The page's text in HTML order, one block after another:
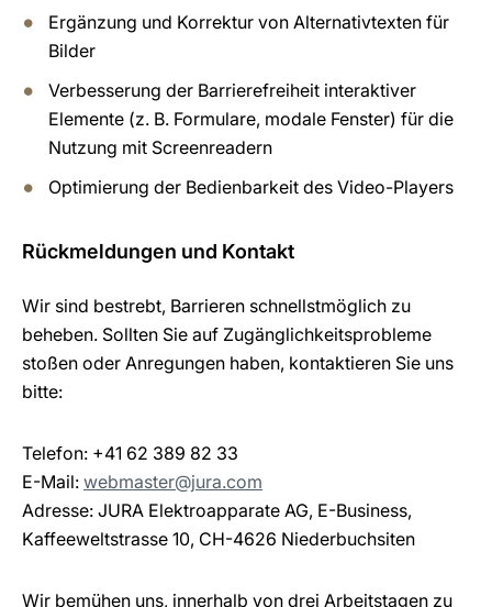
Ergänzung und Korrektur von Alternativtexten für
Bilder
Verbesserung der Barrierefreiheit interaktiver
Elemente (z. B. Formulare, modale Fenster) für die
Nutzung mit Screenreadern
Optimierung der Bedienbarkeit des Video-Players
Rückmeldungen und Kontakt
Wir sind bestrebt, Barrieren schnellstmöglich zu
beheben. Sollten Sie auf Zugänglichkeitsprobleme
stoßen oder Anregungen haben, kontaktieren Sie uns
bitte:
Telefon: +41 62 389 82 33
E-Mail: webmaster@jura.com
Adresse: JURA Elektroapparate AG, E-Business,
Kaffeeweltstrasse 10, CH-4626 Niederbuchsiten
Wir bemühen uns, innerhalb von drei Arbeitstagen zu